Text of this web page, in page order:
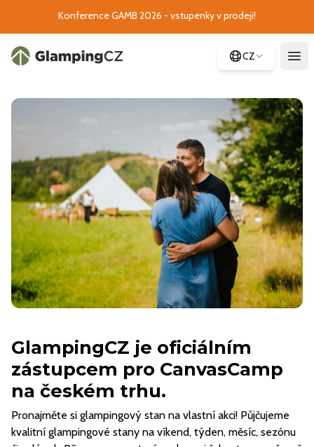
Konference GAMB 2026 - vstupenky v prodeji!
CZ
GlampingCZ je oficiálním
zástupcem pro CanvasCamp
na českém trhu.
Pronajměte si glampingový stan na vlastní akci! Půjčujeme
kvalitní glampingové stany na víkend, týden, měsíc, sezónu